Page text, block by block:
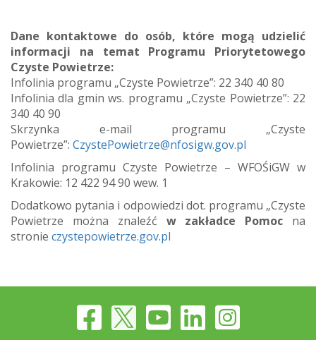
Dane kontaktowe do osób, które mogą udzielić
informacji na temat Programu Priorytetowego
Czyste Powietrze:
Infolinia programu „Czyste Powietrze”: 22 340 40 80
Infolinia dla gmin ws. programu „Czyste Powietrze”: 22
340 40 90
Skrzynka e-mail programu „Czyste
Powietrze”: CzystePowietrze@nfosigw.gov.pl
Infolinia programu Czyste Powietrze – WFOŚiGW w
Krakowie: 12 422 94 90 wew. 1
Dodatkowo pytania i odpowiedzi dot. programu „Czyste
Powietrze można znaleźć w zakładce Pomoc na
stronie czystepowietrze.gov.pl